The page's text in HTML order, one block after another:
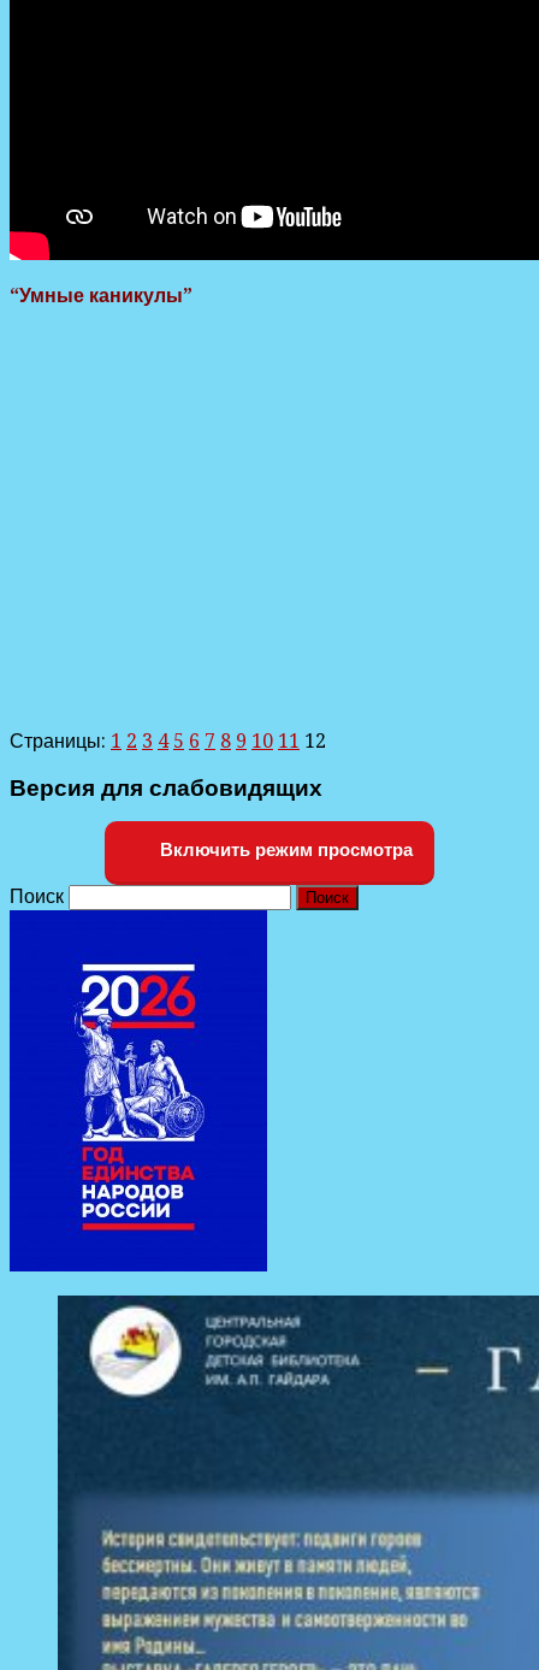
“Умные каникулы”
Страницы: 1 2 3 4 5 6 7 8 9 10 11 12
Версия для слабовидящих
Включить режим просмотра
Поиск